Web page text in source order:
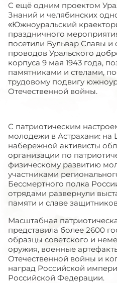
С ещё одним проектом
Знаний и челябинских
«Южноуральский
праздничного
посетили Бульвар Славы и
проводов Уральского
корпуса 9 мая 1943 года,
памятниками и стелами,
трудовому подвигу
Отечественной войны.
С патриотическим
молодежи в Астрахани: на
набережной активисты
организации по
физическому развитию
участниками
Бессмертного полка
отрядами развернули
памяти и славе
Масштабная
представила более 2600
образцы советского и
оружия, военные
Отечественной войны и
наград Российской
Российской Федерации.